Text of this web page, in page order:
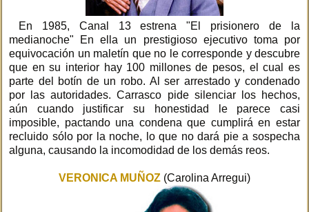
En 1985, Canal 13 estrena "El prisionero de la
medianoche" En ella un prestigioso ejecutivo toma por
equivocación un maletín que no le corresponde y descubre
que en su interior hay 100 millones de pesos, el cual es
parte del botín de un robo. Al ser arrestado y condenado
por las autoridades. Carrasco pide silenciar los hechos,
aún cuando justificar su honestidad le parece casi
imposible, pactando una condena que cumplirá en estar
recluido sólo por la noche, lo que no dará pie a sospecha
alguna, causando la incomodidad de los demás reos.
VERONICA MUÑOZ (Carolina Arregui)